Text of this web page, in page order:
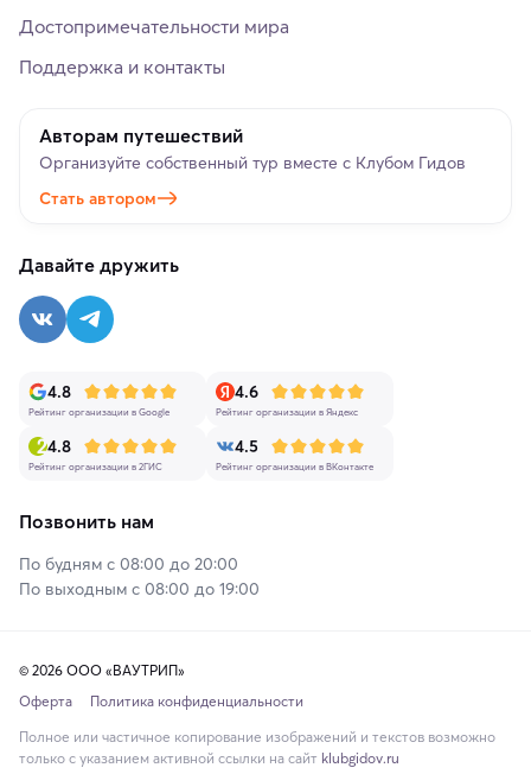
Достопримечательности мира
Поддержка и контакты
Авторам путешествий
Организуйте собственный тур вместе с Клубом Гидов
Стать автором
Давайте дружить
4.8
Рейтинг организации в Google
4.6
Рейтинг организации в Яндекс
4.8
Рейтинг организации в 2ГИС
4.5
Рейтинг организации в ВКонтакте
Позвонить нам
По будням с 08:00 до 20:00
По выходным с 08:00 до 19:00
© 2026 ООО «ВАУТРИП»
Оферта
Политика конфиденциальности
Полное или частичное копирование изображений и текстов возможно
только с указанием активной ссылки на сайт klubgidov.ru